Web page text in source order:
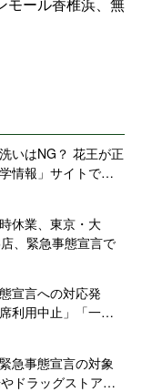
モール香椎浜、無
いはNG？ 花王が正
情報」サイトで解
休業、東京・大
、緊急事態宣言で
宣言への対応発
利用中止」「一時
急事態宣言の対象
ドラッグストアは